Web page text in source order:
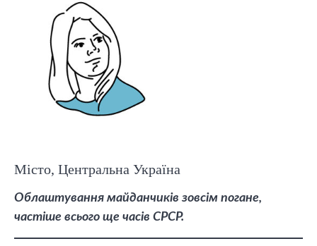
Місто, Центральна Україна
Облаштування майданчиків зовсім погане,
частіше всього ще часів СРСР.